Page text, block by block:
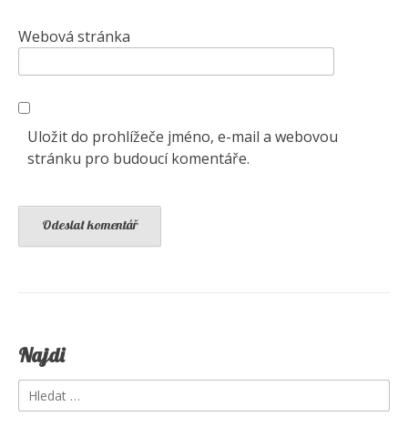
Webová stránka
Uložit do prohlížeče jméno, e-mail a webovou
stránku pro budoucí komentáře.
Najdi
Vyhledávání